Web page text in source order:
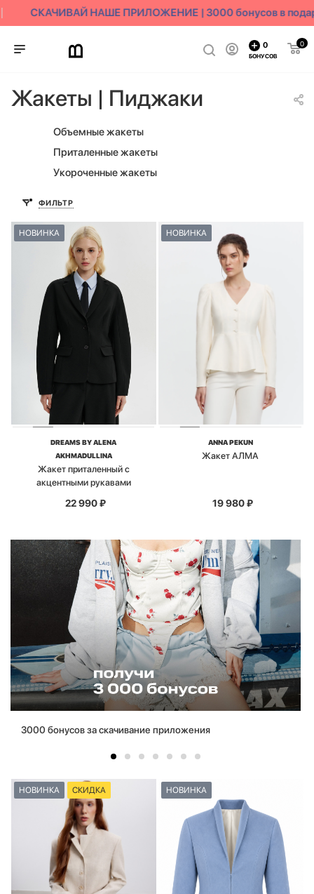
СКАЧИВАЙ НАШЕ ПРИЛОЖЕНИЕ | 3000 бонусов в
0
0
БОНУСОВ
Жакеты | Пиджаки
Объемные жакеты
Приталенные жакеты
Укороченные жакеты
ФИЛЬТР
НОВИНКА
DREAMS BY ALENA
AKHMADULLINA
Жакет приталенный с
акцентными рукавами
22 990₽
НОВИНКА
ANNA PEKUN
Жакет АЛМА
19 980₽
3000 бонусов за скачивание приложения
НОВИНКА СКИДКА НОВИНКА